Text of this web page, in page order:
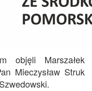
objęli Marszałek
Mieczysław Struk